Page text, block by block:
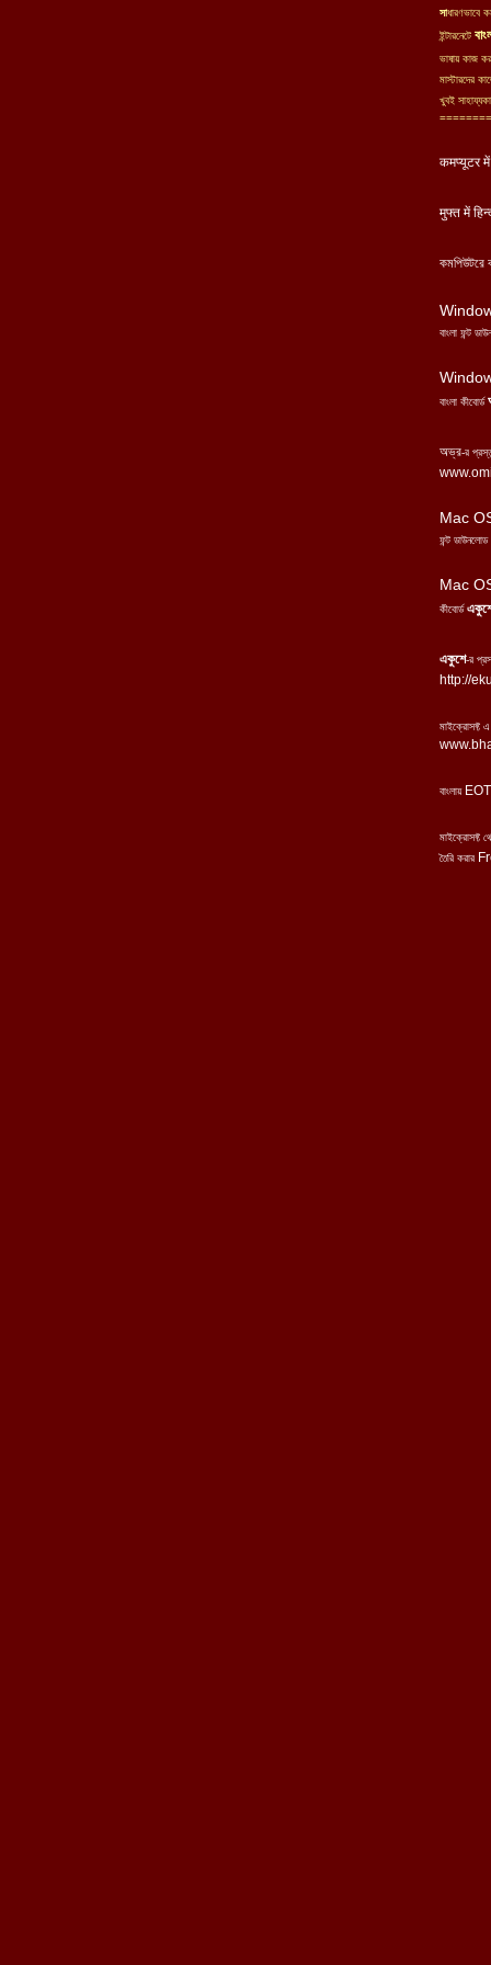
সাধারণভাবে
ইন্টারনেটে
ভাষায় কাজ
মাস্টারদের
খুবই
कमप्यूटर में
मुफ्त में
কমপিউটরে
বাংলা ফন্ট
বাংলা কীবোর্ড
অভ্র-র
Mac
ফন্ট ডাউনলোড
Mac
কীবোর্ড
একুশে-র
http://
মাইক্রোসফ্ট
বাংলায় EOT
মাইক্রোসফ্ট
তৈরি করার